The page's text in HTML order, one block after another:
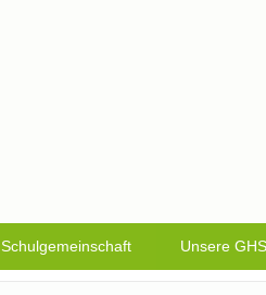
Schulgemeinschaft Unsere GHS